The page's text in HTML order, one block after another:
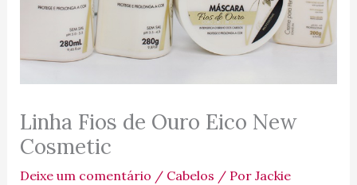
Linha Fios de Ouro Eico New
Cosmetic
Deixe um comentário / Cabelos / Por Jackie